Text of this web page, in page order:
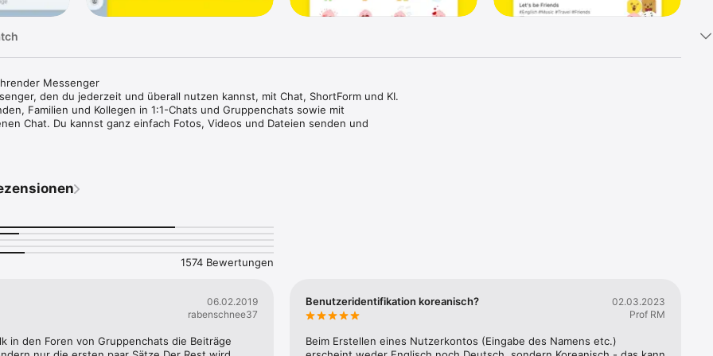
Messenger
den du jederzeit und überall nutzen kannst, mit Chat, ShortForm und KI.
Familien und Kollegen in 1:1-Chats und Gruppenchats sowie mit
Chat. Du kannst ganz einfach Fotos, Videos und Dateien senden und
Die Kommentarfunktion sorgt dafür, dass Unterhaltungen bei einem
mit Bildschirmfreigabe
in Gruppen mit bis zu 10 Personen. Du kannst während eines Anrufs zu Face
Bildschirm freigeben. Mach Anrufe mit einer Vielzahl von Bildschirmeffekten
für Echtzeit-Trends auf einen Blick
in Community offener Chats umschauen, ohne einen Chatraum betreten zu
zu zeigen
1574 Bewertungen
06.02.2019
rabenschnee37
in den Foren von Gruppenchats die Beiträge
Benutzeridentifikation koreanisch?
02.03.2023
Prof RM
Beim Erstellen eines Nutzerkontos (Eingabe des Namens etc.)